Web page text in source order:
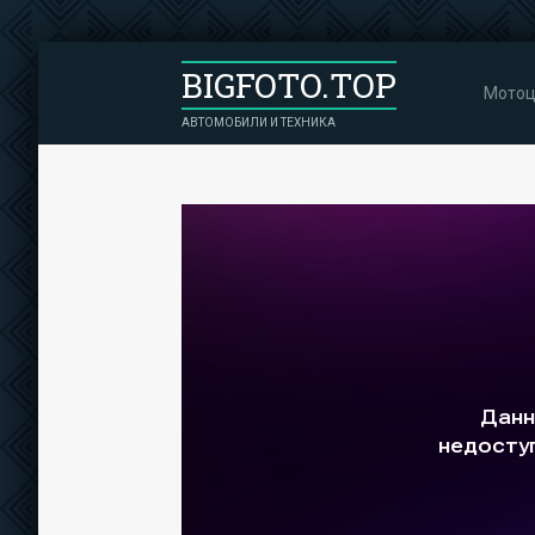
BIGFOTO.TOP
АВТОМОБИЛИ И ТЕХНИКА